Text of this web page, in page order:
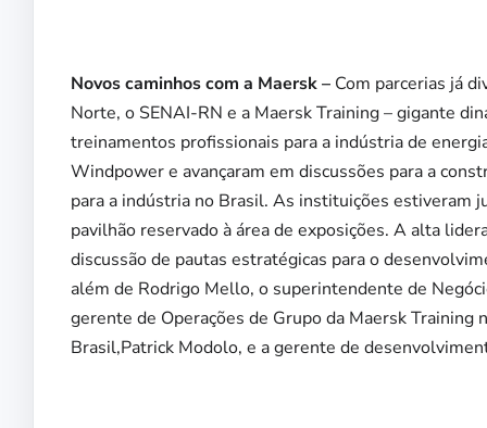
Novos caminhos com a Maersk – Com parcerias já
Norte, o SENAI-RN e a Maersk Training – gigante
treinamentos profissionais para a indústria de
Windpower e avançaram em discussões para a
para a indústria no Brasil. As instituições estiveram
pavilhão reservado à área de exposições. A alta
discussão de pautas estratégicas para o
além de Rodrigo Mello, o superintendente de
gerente de Operações de Grupo da Maersk
Brasil,Patrick Modolo, e a gerente de